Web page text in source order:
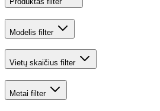
Modelis filter
Vietų skaičius filter
Metai filter